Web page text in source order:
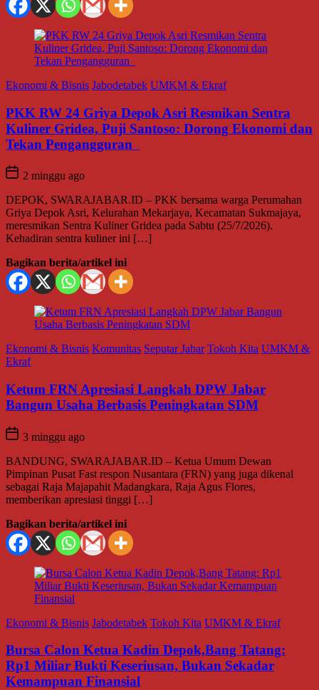
Ekonomi & Bisnis Jabodetabek UMKM & Ekraf
PKK RW 24 Griya Depok Asri Resmikan Sentra
Kuliner Gridea, Puji Santoso: Dorong Ekonomi dan
Tekan Pengangguran
2 minggu ago
DEPOK, SWARAJABAR.ID – PKK bersama warga Perumahan
Griya Depok Asri, Kelurahan Mekarjaya, Kecamatan Sukmajaya,
meresmikan Sentra Kuliner Gridea pada Sabtu (25/7/2026).
Kehadiran sentra kuliner ini […]
Bagikan berita/artikel ini
Ekonomi & Bisnis Komunitas Seputar Jabar Tokoh Kita UMKM &
Ekraf
Ketum FRN Apresiasi Langkah DPW Jabar
Bangun Usaha Berbasis Peningkatan SDM
3 minggu ago
BANDUNG, SWARAJABAR.ID – Ketua Umum Dewan
Pimpinan Pusat Fast respon Nusantara (FRN) yang juga dikenal
sebagai Raja Majapahit Madangkara, Raja Agus Flores,
memberikan apresiasi tinggi […]
Bagikan berita/artikel ini
Ekonomi & Bisnis Jabodetabek Tokoh Kita UMKM & Ekraf
Bursa Calon Ketua Kadin Depok,Bang Tatang:
Rp1 Miliar Bukti Keseriusan, Bukan Sekadar
Kemampuan Finansial